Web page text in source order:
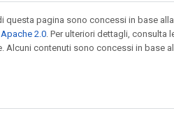
questa pagina sono concessi in base alla
2.0 . Per ulteriori dettagli, consulta
Alcuni contenuti sono concessi in base